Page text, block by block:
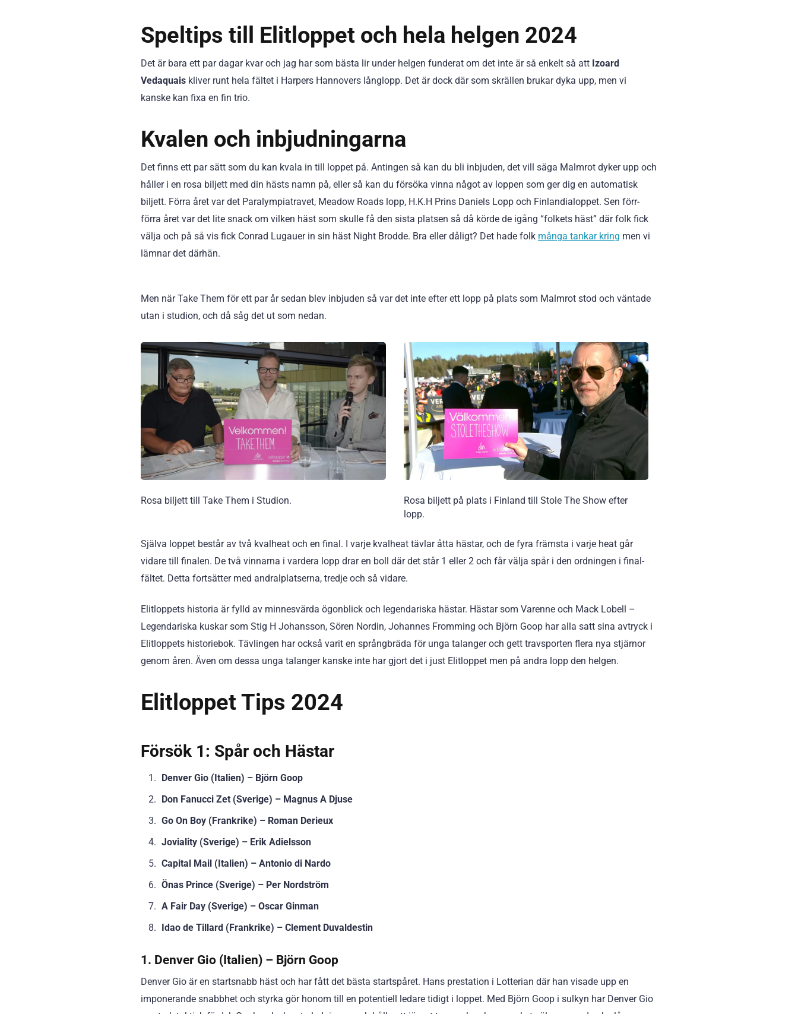
Speltips till Elitloppet och hela helgen 2024
Det är bara ett par dagar kvar och jag har som bästa lir under helgen funderat om det inte är så enkelt så att Izoard
Vedaquais kliver runt hela fältet i Harpers Hannovers långlopp. Det är dock där som skrällen brukar dyka upp, men vi
kanske kan fixa en fin trio.
Kvalen och inbjudningarna
Det finns ett par sätt som du kan kvala in till loppet på. Antingen så kan du bli inbjuden, det vill säga Malmrot dyker upp och
håller i en rosa biljett med din hästs namn på, eller så kan du försöka vinna något av loppen som ger dig en automatisk
biljett. Förra året var det Paralympiatravet, Meadow Roads lopp, H.K.H Prins Daniels Lopp och Finlandialoppet. Sen förr-
förra året var det lite snack om vilken häst som skulle få den sista platsen så då körde de igång “folkets häst” där folk fick
välja och på så vis fick Conrad Lugauer in sin häst Night Brodde. Bra eller dåligt? Det hade folk många tankar kring men vi
lämnar det därhän.
Men när Take Them för ett par år sedan blev inbjuden så var det inte efter ett lopp på plats som Malmrot stod och väntade
utan i studion, och då såg det ut som nedan.
Rosa biljett till Take Them i Studion.
Rosa biljett på plats i Finland till Stole The Show efter
lopp.
Själva loppet består av två kvalheat och en final. I varje kvalheat tävlar åtta hästar, och de fyra främsta i varje heat går
vidare till finalen. De två vinnarna i vardera lopp drar en boll där det står 1 eller 2 och får välja spår i den ordningen i final-
fältet. Detta fortsätter med andralplatserna, tredje och så vidare.
Elitloppets historia är fylld av minnesvärda ögonblick och legendariska hästar. Hästar som Varenne och Mack Lobell –
Legendariska kuskar som Stig H Johansson, Sören Nordin, Johannes Fromming och Björn Goop har alla satt sina avtryck i
Elitloppets historiebok. Tävlingen har också varit en språngbräda för unga talanger och gett travsporten flera nya stjärnor
genom åren. Även om dessa unga talanger kanske inte har gjort det i just Elitloppet men på andra lopp den helgen.
Elitloppet Tips 2024
Försök 1: Spår och Hästar
Denver Gio (Italien) – Björn Goop
Don Fanucci Zet (Sverige) – Magnus A Djuse
Go On Boy (Frankrike) – Roman Derieux
Joviality (Sverige) – Erik Adielsson
Capital Mail (Italien) – Antonio di Nardo
Önas Prince (Sverige) – Per Nordström
A Fair Day (Sverige) – Oscar Ginman
Idao de Tillard (Frankrike) – Clement Duvaldestin
1. Denver Gio (Italien) – Björn Goop
Denver Gio är en startsnabb häst och har fått det bästa startspåret. Hans prestation i Lotterian där han visade upp en
imponerande snabbhet och styrka gör honom till en potentiell ledare tidigt i loppet. Med Björn Goop i sulkyn har Denver Gio